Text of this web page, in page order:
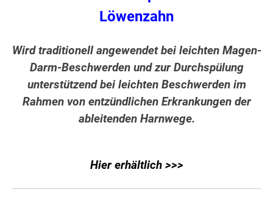
Löwenzahn
Wird traditionell angewendet bei leichten Magen-
Darm-Beschwerden und zur Durchspülung
unterstützend bei leichten Beschwerden im
Rahmen von entzündlichen Erkrankungen der
ableitenden Harnwege.
Hier erhältlich >>>